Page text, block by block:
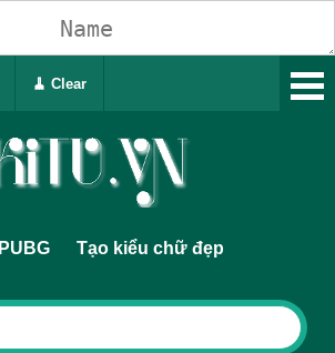
PUBG Tạo kiểu chữ đẹp
🧹 Clear